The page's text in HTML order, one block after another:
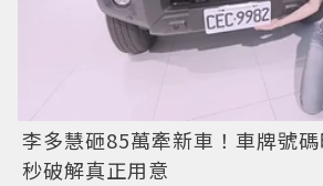
李多慧砸85萬牽新車！車牌號
秒破解真正用意